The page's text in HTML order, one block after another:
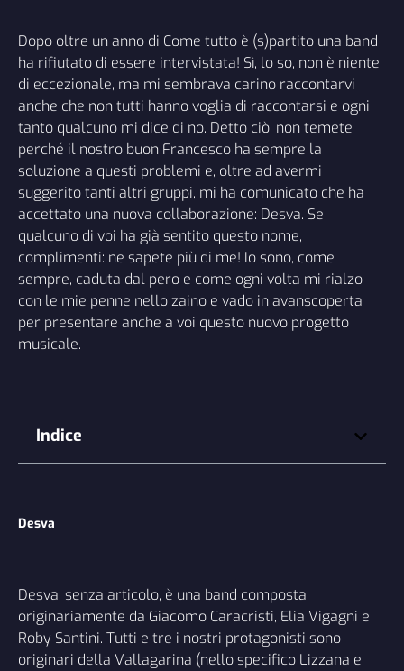
Dopo oltre un anno di Come tutto è (s)partito una band
ha rifiutato di essere intervistata! Sì, lo so, non è niente
di eccezionale, ma mi sembrava carino raccontarvi
anche che non tutti hanno voglia di raccontarsi e ogni
tanto qualcuno mi dice di no. Detto ciò, non temete
perché il nostro buon Francesco ha sempre la
soluzione a questi problemi e, oltre ad avermi
suggerito tanti altri gruppi, mi ha comunicato che ha
accettato una nuova collaborazione: Desva. Se
qualcuno di voi ha già sentito questo nome,
complimenti: ne sapete più di me! Io sono, come
sempre, caduta dal pero e come ogni volta mi rialzo
con le mie penne nello zaino e vado in avanscoperta
per presentare anche a voi questo nuovo progetto
musicale.
Indice
Desva
Desva, senza articolo, è una band composta
originariamente da Giacomo Caracristi, Elia Vigagni e
Roby Santini. Tutti e tre i nostri protagonisti sono
originari della Vallagarina (nello specifico Lizzana e